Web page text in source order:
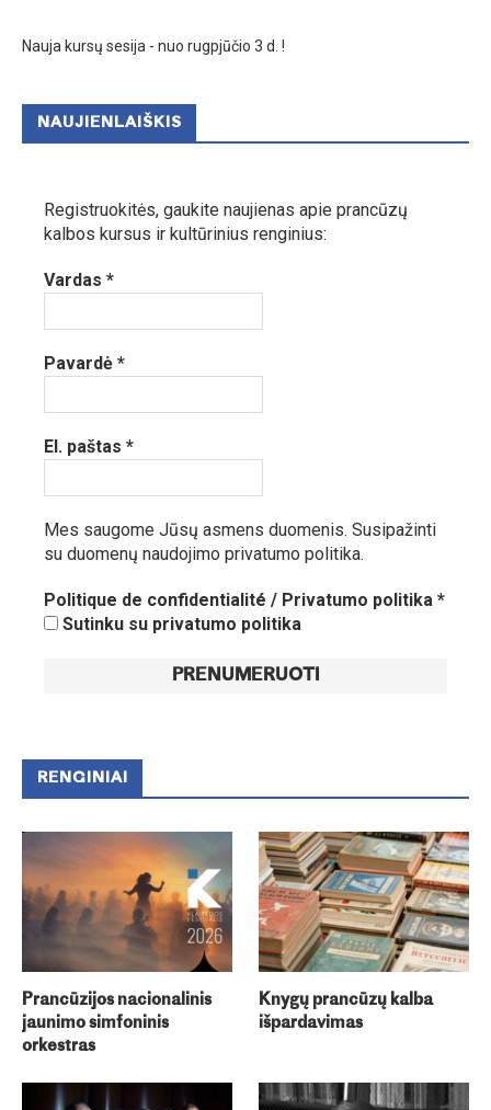
Nauja kursų sesija - nuo rugpjūčio 3 d. !
NAUJIENLAIŠKIS
Registruokitės, gaukite naujienas apie prancūzų
kalbos kursus ir kultūrinius renginius:
Vardas *
Pavardė *
El. paštas *
Mes saugome Jūsų asmens duomenis. Susipažinti
su duomenų naudojimo privatumo politika.
Politique de confidentialité / Privatumo politika *
Sutinku su privatumo politika
RENGINIAI
Prancūzijos nacionalinis
jaunimo simfoninis
orkestras
Knygų prancūzų kalba
išpardavimas